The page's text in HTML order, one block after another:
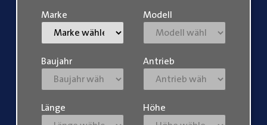
Marke Modell
Baujahr Antrieb
Länge Höhe